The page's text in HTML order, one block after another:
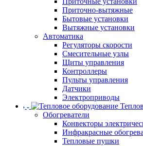
Приточно-вытяжные
Бытовые установки
Вытяжные установки
Автоматика
Регуляторы скорости
Смесительные узлы
Щиты управления
Контроллеры
Пульты управления
Датчики
Электроприводы
Обогреватели
Конвекторы
Инфракрасные
Тепловые пушки